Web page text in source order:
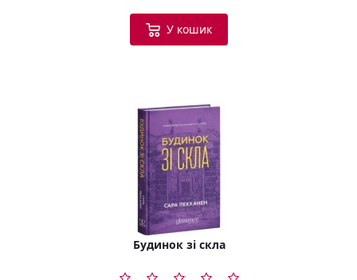
У кошик
Будинок зі скла